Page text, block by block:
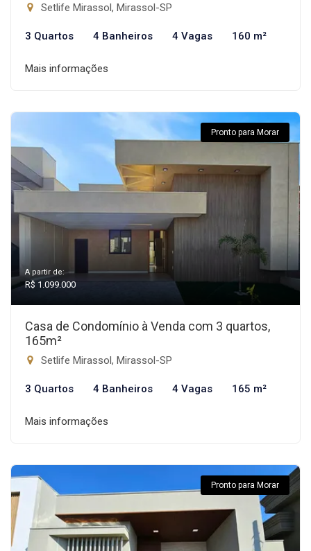
Setlife Mirassol, Mirassol-SP
3 Quartos 4 Banheiros 4 Vagas 160 m²
Mais informações
Pronto para Morar
A partir de:
R$ 1.099.000
Casa de Condomínio à Venda com 3 quartos,
165m²
Setlife Mirassol, Mirassol-SP
3 Quartos 4 Banheiros 4 Vagas 165 m²
Mais informações
Pronto para Morar